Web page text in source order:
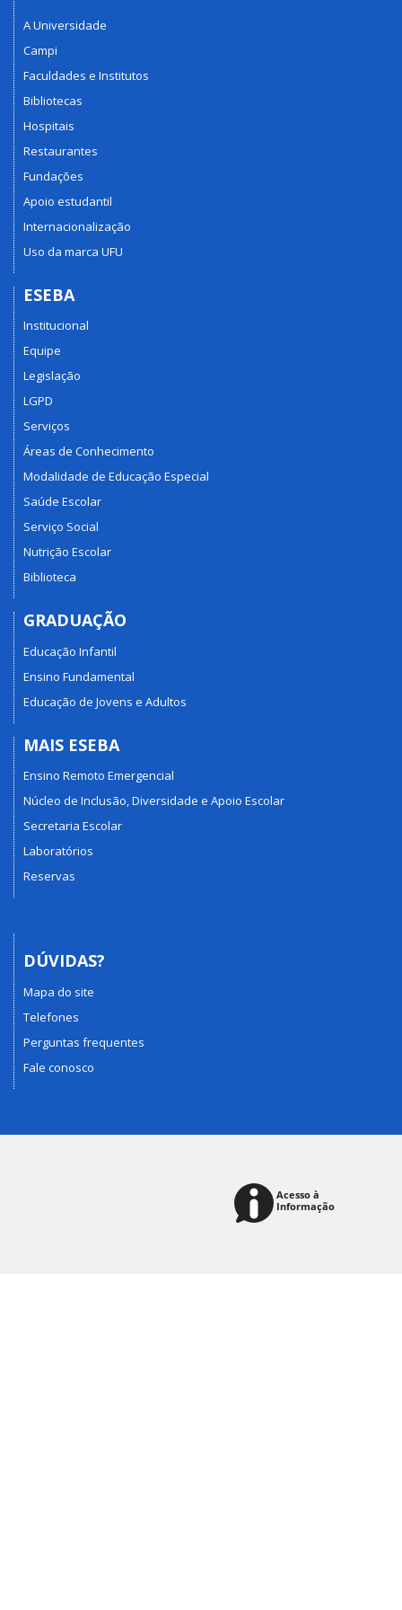
A Universidade
Campi
Faculdades e Institutos
Bibliotecas
Hospitais
Restaurantes
Fundações
Apoio estudantil
Internacionalização
Uso da marca UFU
ESEBA
Institucional
Equipe
Legislação
LGPD
Serviços
Áreas de Conhecimento
Modalidade de Educação Especial
Saúde Escolar
Serviço Social
Nutrição Escolar
Biblioteca
GRADUAÇÃO
Educação Infantil
Ensino Fundamental
Educação de Jovens e Adultos
MAIS ESEBA
Ensino Remoto Emergencial
Núcleo de Inclusão, Diversidade e Apoio Escolar
Secretaria Escolar
Laboratórios
Reservas
DÚVIDAS?
Mapa do site
Telefones
Perguntas frequentes
Fale conosco